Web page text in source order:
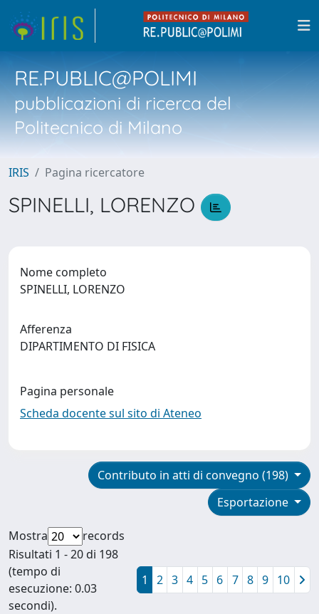
RE.PUBLIC@POLIMI
pubblicazioni di ricerca del
Politecnico di Milano
IRIS Pagina ricercatore
SPINELLI, LORENZO
Nome completo
SPINELLI, LORENZO
Afferenza
DIPARTIMENTO DI FISICA
Pagina personale
Scheda docente sul sito di Ateneo
Contributo in atti di convegno (198)
Esportazione
Mostra
records
Risultati 1 - 20 di 198
(tempo di
esecuzione: 0.03
secondi).
1 2 3 4 5 6 7 8 9 10